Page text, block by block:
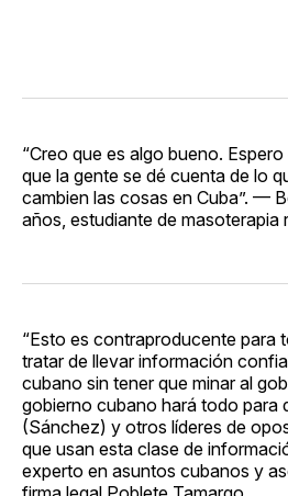
“Creo que es algo bueno.
que la gente se dé cuenta de lo
cambien las cosas en Cuba”. —
años, estudiante de masoterapia
“Esto es contraproducente para
tratar de llevar información
cubano sin tener que minar al
gobierno cubano hará todo para
(Sánchez) y otros líderes de
que usan esta clase de
experto en asuntos cubanos y